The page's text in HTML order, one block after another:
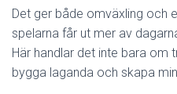
Det ger både omväxling och
spelarna får ut mer av
Här handlar det inte bara
bygga laganda och skapa